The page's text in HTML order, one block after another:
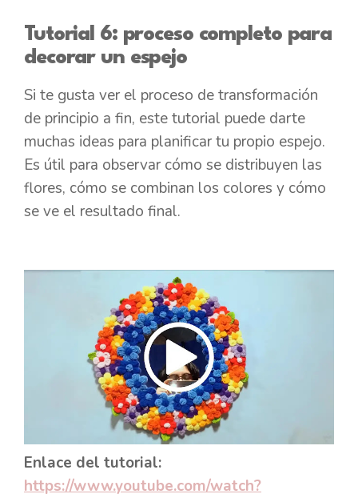
Tutorial 6: proceso completo para
decorar un espejo
Si te gusta ver el proceso de transformación
de principio a fin, este tutorial puede darte
muchas ideas para planificar tu propio espejo.
Es útil para observar cómo se distribuyen las
flores, cómo se combinan los colores y cómo
se ve el resultado final.
Enlace del tutorial:
https://www.youtube.com/watch?